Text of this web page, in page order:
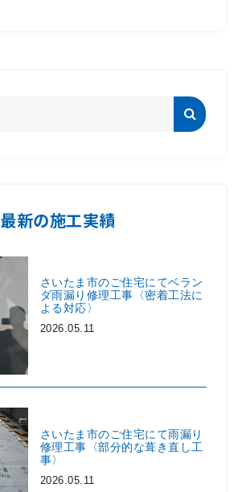
最新の施工実績
さいたま市のご住宅にてベラン
ダ雨漏り修理工事〈密着工法に
よる対応〉
2026.05.11
さいたま市のご住宅にて雨漏り
修理工事〈部分的な葺き直し工
事〉
2026.05.11